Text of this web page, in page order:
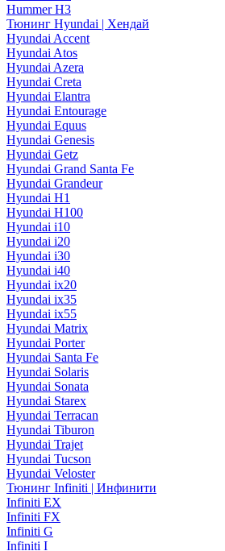
Hummer H3
Тюнинг Hyundai | Хендай
Hyundai Accent
Hyundai Atos
Hyundai Azera
Hyundai Creta
Hyundai Elantra
Hyundai Entourage
Hyundai Equus
Hyundai Genesis
Hyundai Getz
Hyundai Grand Santa Fe
Hyundai Grandeur
Hyundai H1
Hyundai H100
Hyundai i10
Hyundai i20
Hyundai i30
Hyundai i40
Hyundai ix20
Hyundai ix35
Hyundai ix55
Hyundai Matrix
Hyundai Porter
Hyundai Santa Fe
Hyundai Solaris
Hyundai Sonata
Hyundai Starex
Hyundai Terracan
Hyundai Tiburon
Hyundai Trajet
Hyundai Tucson
Hyundai Veloster
Тюнинг Infiniti | Инфинити
Infiniti EX
Infiniti FX
Infiniti G
Infiniti I